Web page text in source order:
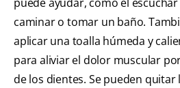
caminar o tomar un baño.
aplicar una toalla húmeda y
para aliviar el dolor muscular
de los dientes. Se pueden